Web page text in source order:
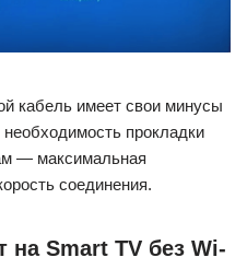
кабель имеет свои минусы
прокладки
— максимальная
соединения.
на Smart TV без Wi-